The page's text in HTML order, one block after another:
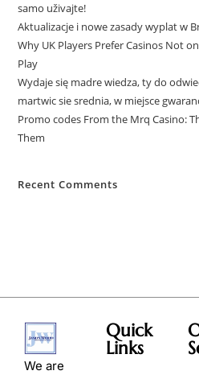
samo uživajte!
Aktualizacje i nowe zasady wyplat w
Why UK Players Prefer Casinos Not
Play
Wydaje się madre wiedza, ty do
martwic sie srednia, w miejsce
Promo codes From the Mrq Casino:
Them
Recent Comments
We are
Quick
Links